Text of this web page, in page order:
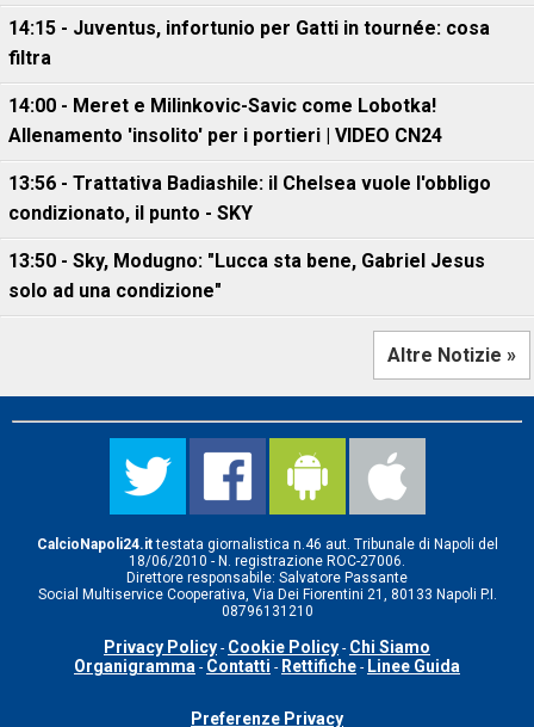
14:15 - Juventus, infortunio per Gatti in tournée: cosa
filtra
14:00 - Meret e Milinkovic-Savic come Lobotka!
Allenamento 'insolito' per i portieri | VIDEO CN24
13:56 - Trattativa Badiashile: il Chelsea vuole l'obbligo
condizionato, il punto - SKY
13:50 - Sky, Modugno: "Lucca sta bene, Gabriel Jesus
solo ad una condizione"
Altre Notizie »
CalcioNapoli24.ittestata giornalistica n.46 aut. Tribunale di Napoli del
18/06/2010 - N. registrazione ROC-27006.
Direttore responsabile: Salvatore Passante
Social Multiservice Cooperativa, Via Dei Fiorentini 21, 80133 Napoli P.I.
08796131210
Privacy Policy - Cookie Policy - Chi Siamo
Organigramma - Contatti - Rettifiche - Linee Guida
Preferenze Privacy